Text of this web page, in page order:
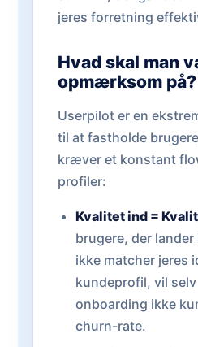
jeres forretning
Hvad skal man
opmærksom på?
Userpilot er en
til at fastholde
kræver et konstant
profiler:
Kvalitet ind =
brugere, der
ikke matcher jeres
kundeprofil, vil
onboarding ikke
churn-rate.